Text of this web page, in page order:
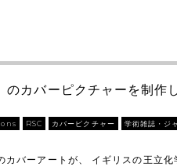
バーピクチャーを制作
RSC カバーピクチャー
学術雑誌・ジ
バーアートが、 イギリスの王立化